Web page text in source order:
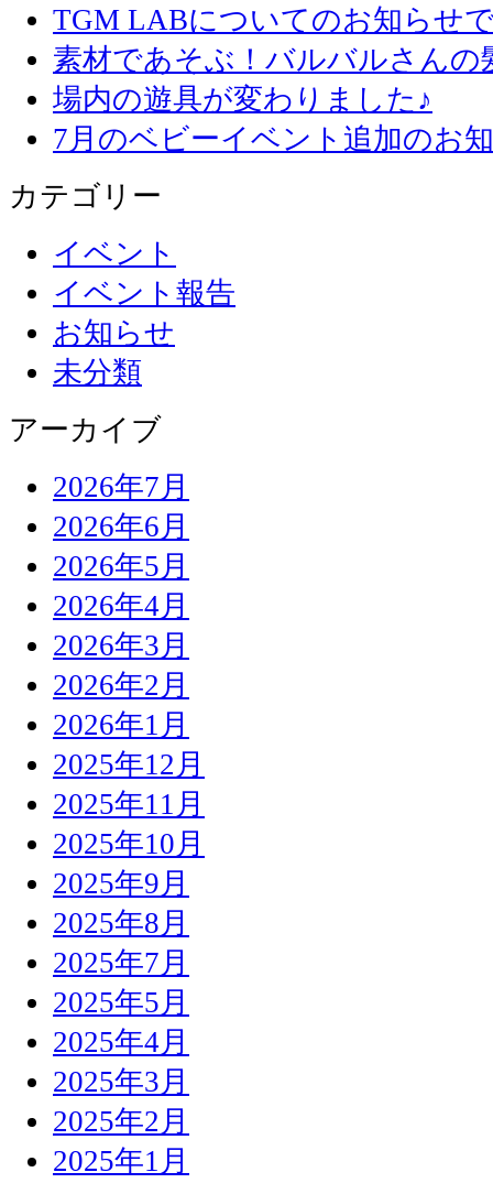
TGM LABについてのお知らせ
素材であそぶ！バルバルさん
場内の遊具が変わりました♪
7月のベビーイベント追加のお
カテゴリー
イベント
イベント報告
お知らせ
未分類
アーカイブ
2026年7月
2026年6月
2026年5月
2026年4月
2026年3月
2026年2月
2026年1月
2025年12月
2025年11月
2025年10月
2025年9月
2025年8月
2025年7月
2025年5月
2025年4月
2025年3月
2025年2月
2025年1月